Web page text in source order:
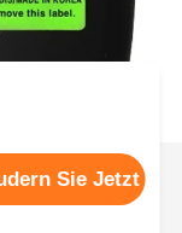
Sie Jetzt